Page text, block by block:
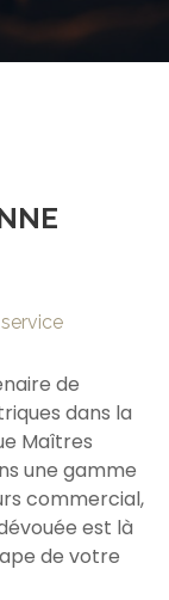
de
dans la
Maîtres
une gamme
commercial,
est là
de votre